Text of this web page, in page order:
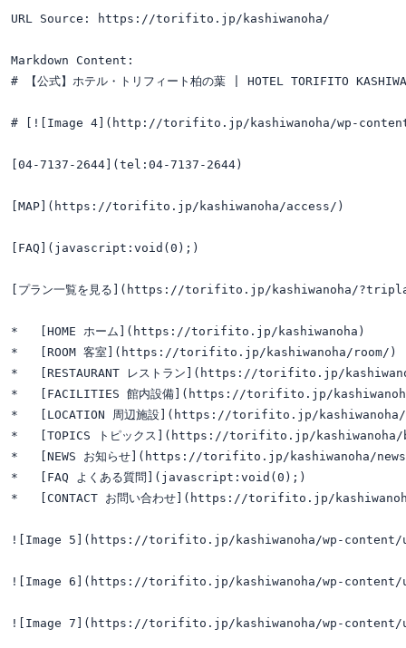
URL Source: https://torifito.jp/kashiwanoha/
Markdown Content:
# 【公式】ホテル・トリフィート柏の葉 | HOTEL TORIFITO
# [![Image 4](http://torifito.jp/kashiwanoha/wp-
[04-7137-2644](tel:04-7137-2644)
[MAP](https://torifito.jp/kashiwanoha/access/)
[FAQ](javascript:void(0);)
[プラン一覧を見る](https://torifito.jp/kashiwanoha/
*   [HOME ホーム](https://torifito.jp/kashiwanoha)
*   [ROOM 客室](https://torifito.jp/kashiwanoha/room/)
*   [RESTAURANT レストラン](https://torifito.jp/
*   [FACILITIES 館内設備](https://torifito.jp/
*   [LOCATION 周辺施設](https://torifito.jp/
*   [TOPICS トピックス](https://torifito.jp/
*   [NEWS お知らせ](https://torifito.jp/kashiwanoha/
*   [FAQ よくある質問](javascript:void(0);)
*   [CONTACT お問い合わせ](https://torifito.jp/
![Image 5](https://torifito.jp/kashiwanoha/wp-content/
![Image 6](https://torifito.jp/kashiwanoha/wp-content/
![Image 7](https://torifito.jp/kashiwanoha/wp-content/